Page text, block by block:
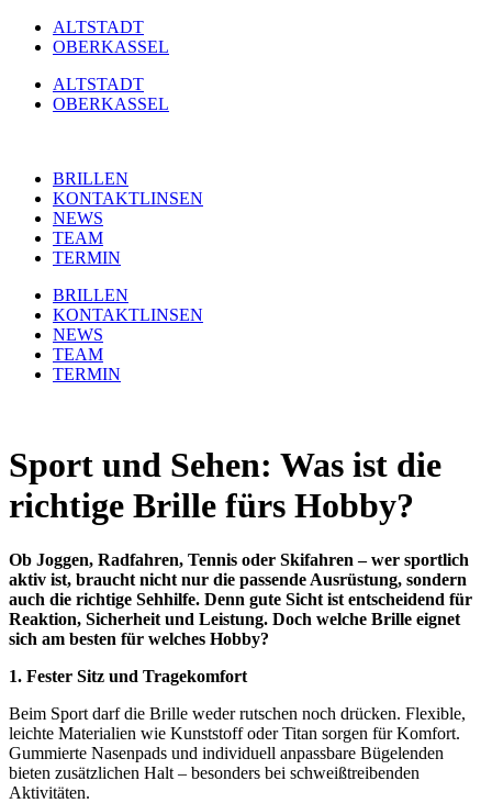
Zum
Inhalt
ALTSTADT
OBERKASSEL
ALTSTADT
OBERKASSEL
BRILLEN
KONTAKTLINSEN
NEWS
TEAM
TERMIN
BRILLEN
KONTAKTLINSEN
NEWS
TEAM
TERMIN
Sport und Sehen: Was ist die
richtige Brille fürs Hobby?
Ob Joggen, Radfahren, Tennis oder Skifahren – wer sportlich
aktiv ist, braucht nicht nur die passende Ausrüstung, sondern
auch die richtige Sehhilfe. Denn gute Sicht ist entscheidend für
Reaktion, Sicherheit und Leistung. Doch welche Brille eignet
sich am besten für welches Hobby?
1. Fester Sitz und Tragekomfort
Beim Sport darf die Brille weder rutschen noch drücken. Flexible,
leichte Materialien wie Kunststoff oder Titan sorgen für Komfort.
Gummierte Nasenpads und individuell anpassbare Bügelenden
bieten zusätzlichen Halt – besonders bei schweißtreibenden
Aktivitäten.